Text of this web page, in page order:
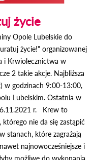
życie
Opole Lubelskie do
życie!" organizowanej
i Krwiolecznictwa w
2 takie akcje. Najbliższa
w godzinach 9:00-13:00,
Lubelskim. Ostatnia w
r. Krew to
nie da się zastąpić
stanach, które zagrażają
najnowocześniejsze i
możliwe do wykonania.